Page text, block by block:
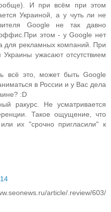
И при всём при этом
Украиной, а у чуть ли не
Google не так давно
оффис.При этом - у Google нет
для рекламных компаний. При
ужасают отсутствием
всё это, может быть Google
в России и у Вас дела
:D
ракурс. Не усматривается
Такое ощущение, что
их "срочно пригласили" к
article/.review/603/